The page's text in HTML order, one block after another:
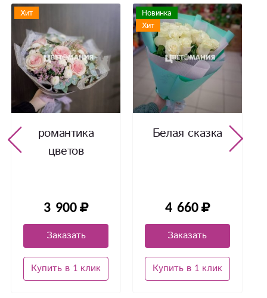
Хит
романтика
цветов
3 900
Заказать
Купить в 1 клик
Новинка
Хит
Белая сказка
4 660
Заказать
Купить в 1 клик